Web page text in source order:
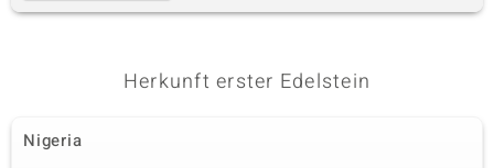
Herkunft erster Edelstein
Nigeria